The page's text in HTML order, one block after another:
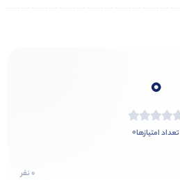
0
تعداد امتیازها0
0 نفر